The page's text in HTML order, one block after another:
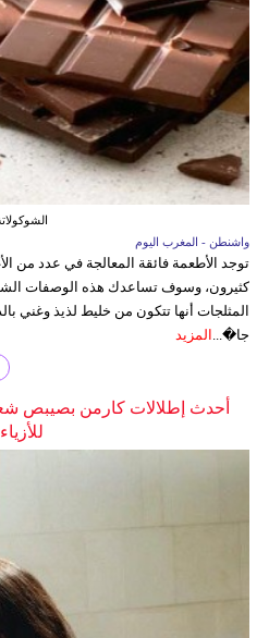
واشنطن - المغرب اليوم
توجد الأطعمة فائقة المعالجة في عدد من
كثيرون، وسوف تساعدك هذه الوصفات
المثلجات أنها تتكون من خليط لذيذ وغني
جا�... المزيد
أحدث إطلالات كارمن بصيبص
للأزياء